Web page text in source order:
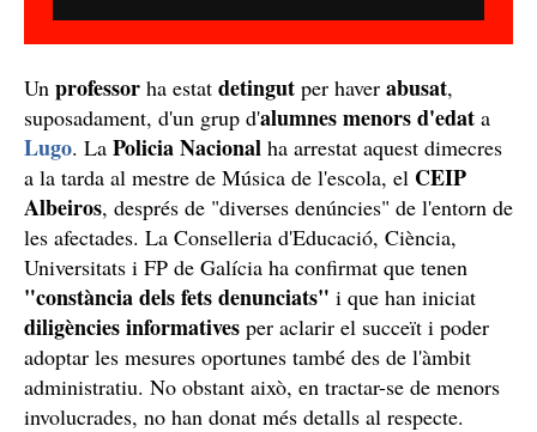
Un professor ha estat detingut per haver abusat,
suposadament, d'un grup d'alumnesmenors d'edat a
Lugo. La Policia Nacional ha arrestat aquest dimecres
a la tarda al mestre de Música de l'escola, el CEIP
Albeiros, després de "diverses denúncies" de l'entorn de
les afectades. La Conselleria d'Educació, Ciència,
Universitats i FP de Galícia ha confirmat que tenen
"constància dels fets denunciats" i que han iniciat
diligències informatives per aclarir el succeït i poder
adoptar les mesures oportunes també des de l'àmbit
administratiu. No obstant això, en tractar-se de menors
involucrades, no han donat més detalls al respecte.